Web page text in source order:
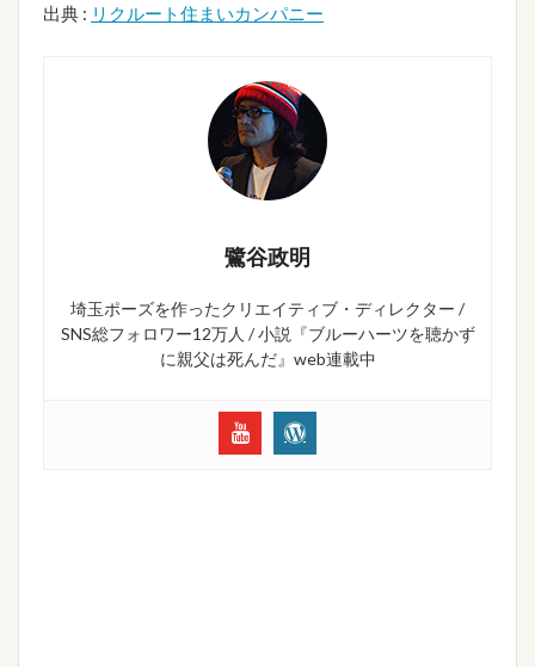
出典 : リクルート住まいカンパニー
鷺谷政明
埼玉ポーズを作ったクリエイティブ・ディレクター /
SNS総フォロワー12万人 / 小説『ブルーハーツを聴かず
に親父は死んだ』web連載中